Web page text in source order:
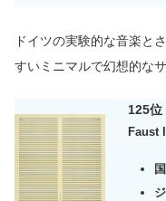
ドイツの実験的な音楽と
すいミニマルで幻想的な
125位
Faust